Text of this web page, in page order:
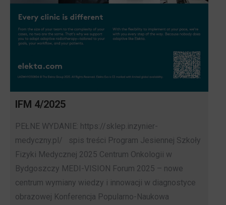
IFM 4/2025
PEŁNE WYDANIE: https://sklep.inzynier-
medyczny.pl/ spis treści Program Jesiennej Szkoły
Fizyki Medycznej 2025 Centrum Onkologii w
Bydgoszczy MEDI-VISION Forum 2025 – nowe
centrum wymiany wiedzy i innowacji w diagnostyce
obrazowej Konferencja Popularno-Naukowa